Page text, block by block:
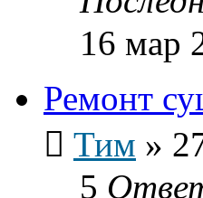
16 мар
Ремонт
Тим »
5